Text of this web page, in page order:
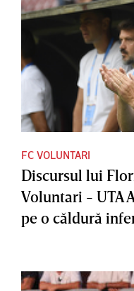
FC VOLUNTARI
Discursul lui
Voluntari - UTA
pe o căldură